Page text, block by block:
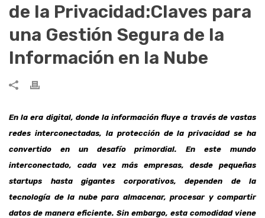
de la Privacidad:Claves para
una Gestión Segura de la
Información en la Nube
En la era digital, donde la información fluye a través de vastas
redes interconectadas, la protección de la privacidad se ha
convertido en un desafío primordial. En este mundo
interconectado, cada vez más empresas, desde pequeñas
startups hasta gigantes corporativos, dependen de la
tecnología de la nube para almacenar, procesar y compartir
datos de manera eficiente. Sin embargo, esta comodidad viene